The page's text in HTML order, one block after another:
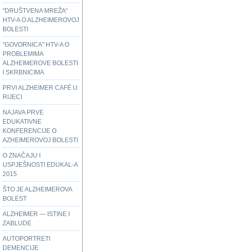
"DRUŠTVENA MREŽA“
HTV-A O ALZHEIMEROVOJ
BOLESTI
"GOVORNICA" HTV-A O
PROBLEMIMA
ALZHEIMEROVE BOLESTI
I SKRBNICIMA
PRVI ALZHEIMER CAFÉ U
RIJECI
NAJAVA PRVE
EDUKATIVNE
KONFERENCIJE O
AZHEIMEROVOJ BOLESTI
O ZNAČAJU I
USPJEŠNOSTI EDUKAL-A
2015
ŠTO JE ALZHEIMEROVA
BOLEST
ALZHEIMER — ISTINE I
ZABLUDE
AUTOPORTRETI
DEMENCIJE